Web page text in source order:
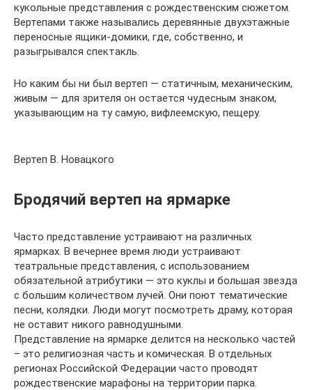
кукольные представления с рождественским сюжетом.
Вертепами также назывались деревянные двухэтажные
переносные ящики-домики, где, собственно, и
разыгрывался спектакль.
Но каким бы ни был вертеп — статичным, механическим,
живым — для зрителя он остается чудесным знаком,
указывающим на ту самую, вифлеемскую, пещеру.
Вертеп В. Новацкого
Бродячий вертеп на ярмарке
Часто представление устраивают на различных
ярмарках. В вечернее время люди устраивают
театральные представления, с использованием
обязательной атрибутики — это куклы и большая звезда
с большим количеством лучей. Они поют тематические
песни, колядки. Люди могут посмотреть драму, которая
не оставит никого равнодушными.
Представление на ярмарке делится на несколько частей
– это религиозная часть и комическая. В отдельных
регионах Российской Федерации часто проводят
рождественские марафоны на территории парка.